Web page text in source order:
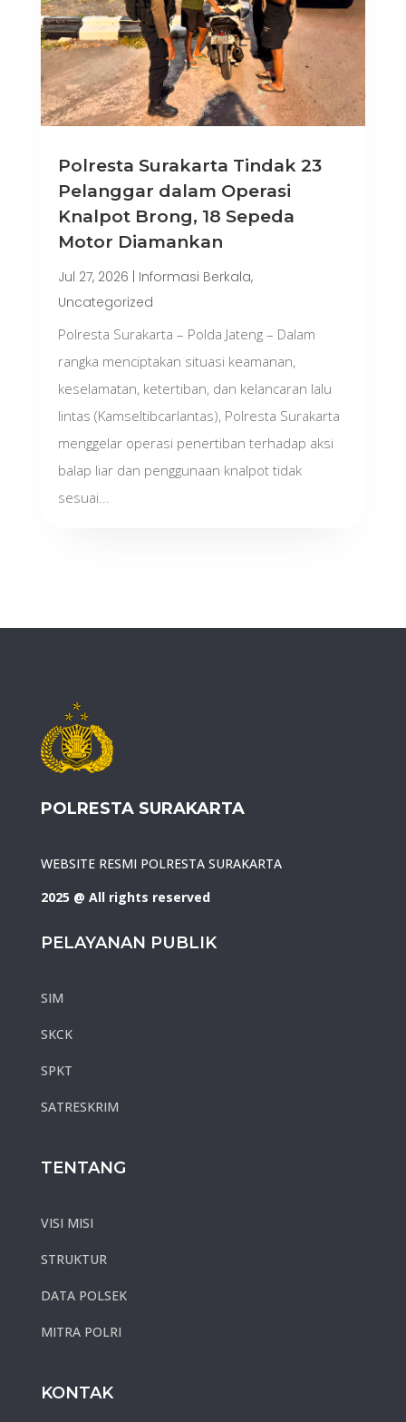
Polresta Surakarta Tindak 23
Pelanggar dalam Operasi
Knalpot Brong, 18 Sepeda
Motor Diamankan
Jul 27, 2026 Informasi Berkala,
Uncategorized
Polresta Surakarta – Polda Jateng – Dalam
rangka menciptakan situasi keamanan,
keselamatan, ketertiban, dan kelancaran lalu
lintas (Kamseltibcarlantas), Polresta Surakarta
menggelar operasi penertiban terhadap aksi
balap liar dan penggunaan knalpot tidak
sesuai...
POLRESTA SURAKARTA
WEBSITE RESMI POLRESTA SURAKARTA
2025 @ All rights reserved
PELAYANAN PUBLIK
SIM
SKCK
SPKT
SATRESKRIM
TENTANG
VISI MISI
STRUKTUR
DATA POLSEK
MITRA POLRI
KONTAK